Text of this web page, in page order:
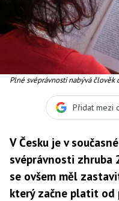
Plné svéprávnosti nabývá člověk
Přidat mezi
V Česku je v
svéprávnosti zhruba
se ovšem měl
který začne platit